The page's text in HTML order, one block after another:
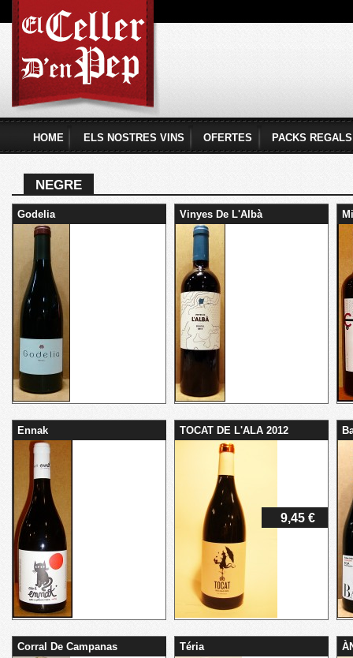
El
Celler
d'en
Pep
Menú principal
HOME ELS NOSTRES VINS OFERTES PACKS REGALS
NEGRE
Godelia Vinyes De L'Albà
Ennak TOCAT DE L'ALA 2012
9,45 €
Corral De Campanas Téria
Pàgines